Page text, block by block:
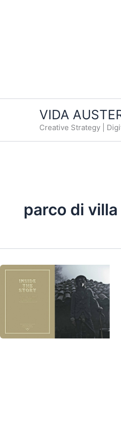
VIDA
Creative Strategy |
parco di